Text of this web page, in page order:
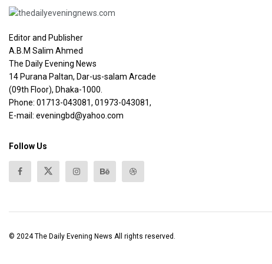
Editor and Publisher
A.B.M Salim Ahmed
The Daily Evening News
14 Purana Paltan, Dar-us-salam Arcade
(09th Floor), Dhaka-1000.
Phone: 01713-043081, 01973-043081,
E-mail: eveningbd@yahoo.com
Follow Us
© 2024The Daily Evening News All rights reserved.